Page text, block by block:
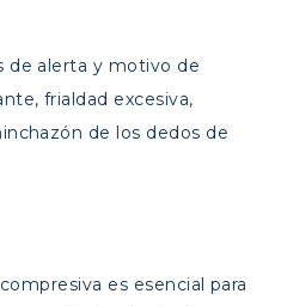
de alerta y motivo de
frialdad excesiva,
de los dedos de
es esencial para